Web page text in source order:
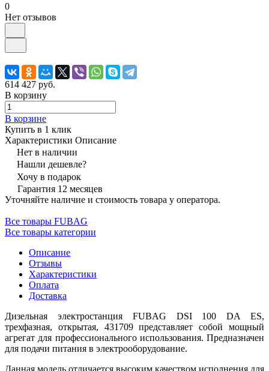
0
Нет отзывов
614 427 руб.
В корзину
В корзине
Купить в 1 клик
Характеристики Описание
Нет в наличии
Нашли дешевле?
Хочу в подарок
Гарантия 12 месяцев
Уточняйте наличие и стоимость товара у оператора.
Все товары FUBAG
Все товары категории
Описание
Отзывы
Характеристики
Оплата
Доставка
Дизельная электростанция FUBAG DSI 100 DA ES,
трехфазная, открытая, 431709 представляет собой мощный
агрегат для профессионального использования. Предназначен
для подачи питания в электрооборудование.
Данная модель отличается высоким качеством исполнения для